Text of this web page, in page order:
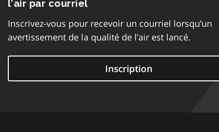
l’air par courriel
Inscrivez-vous pour recevoir un courriel lorsqu’un
avertissement de la qualité de l’air est lancé.
Inscription